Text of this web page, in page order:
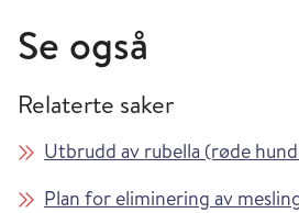
Se også
Relaterte saker
Utbrudd av rubella (røde
Plan for eliminering av